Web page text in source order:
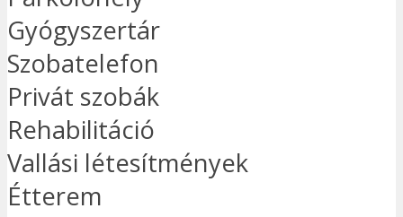
Gyógyszertár
Szobatelefon
Privát szobák
Rehabilitáció
Vallási létesítmények
Étterem